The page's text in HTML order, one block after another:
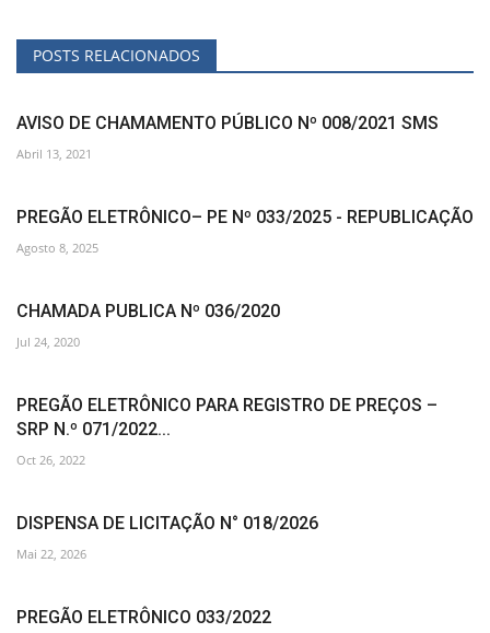
POSTS RELACIONADOS
AVISO DE CHAMAMENTO PÚBLICO Nº 008/2021 SMS
Abril 13, 2021
PREGÃO ELETRÔNICO– PE Nº 033/2025 - REPUBLICAÇÃO
Agosto 8, 2025
CHAMADA PUBLICA Nº 036/2020
Jul 24, 2020
PREGÃO ELETRÔNICO PARA REGISTRO DE PREÇOS –
SRP N.º 071/2022...
Oct 26, 2022
DISPENSA DE LICITAÇÃO N° 018/2026
Mai 22, 2026
PREGÃO ELETRÔNICO 033/2022